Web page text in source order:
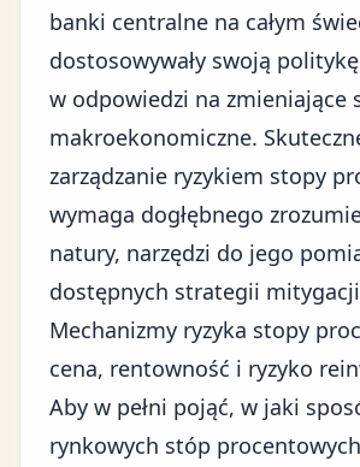
banki centralne na całym
dostosowywały swoją
w odpowiedzi na zmieniające
makroekonomiczne.
zarządzanie ryzykiem stopy
wymaga dogłębnego
natury, narzędzi do jego
dostępnych strategii
Mechanizmy ryzyka stopy
cena, rentowność i ryzyko
Aby w pełni pojąć, w jaki
rynkowych stóp